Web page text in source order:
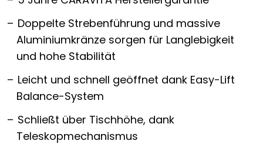
Doppelte Strebenführung und massive
Aluminiumkränze sorgen für Langlebigkeit
und hohe Stabilität
Leicht und schnell geöffnet dank Easy-Lift
Balance-System
Schließt über Tischhöhe, dank
Teleskopmechanismus